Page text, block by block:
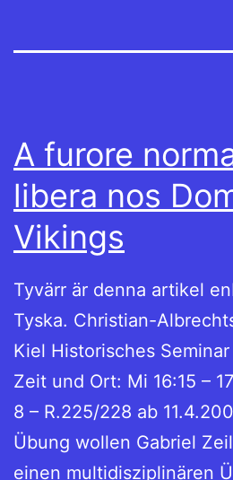
A furore
libera nos
Vikings
Tyvärr är denna artikel
Tyska. Christian-
Kiel Historisches
Zeit und Ort: Mi 16:15 –
8 – R.225/228 ab
Übung wollen Gabriel
einen multidisziplinären